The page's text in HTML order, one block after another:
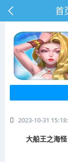
首
2023-10-31
大船王之海